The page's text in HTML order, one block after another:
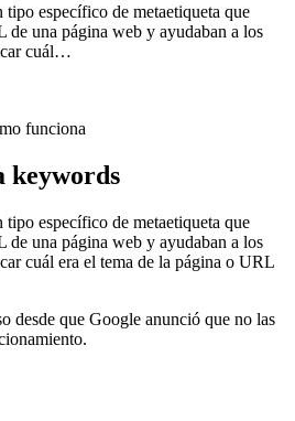
específico de metaetiqueta que
de una página web y ayudaban a los
cuál…
funciona
keywords
específico de metaetiqueta que
de una página web y ayudaban a los
cuál era el tema de la página o URL
desde que Google anunció que no las